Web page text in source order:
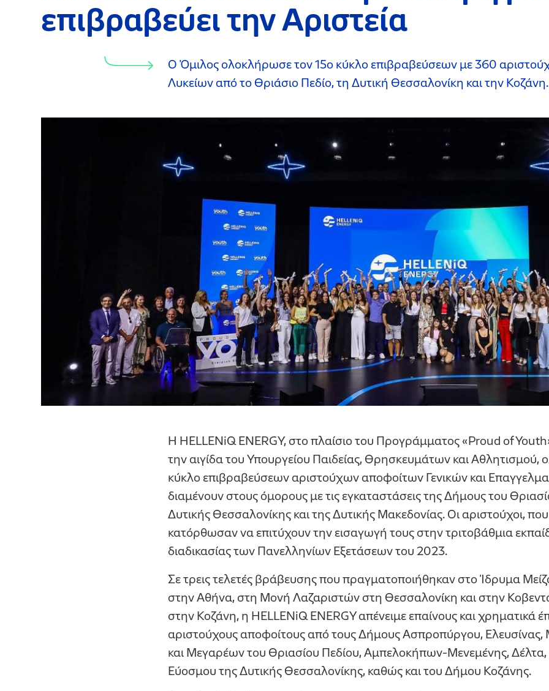
επιβραβεύει την Αριστεία
Ο Όμιλος ολοκλήρωσε τον 15ο κύκλο επιβραβεύσεων με 360
Λυκείων από το Θριάσιο Πεδίο, τη Δυτική Θεσσαλονίκη και την Κοζάνη.
Η HELLENiQ ENERGY, στο πλαίσιο του Προγράμματος «Proud of
την αιγίδα του Υπουργείου Παιδείας, Θρησκευμάτων και Αθλητισμού,
κύκλο επιβραβεύσεων αριστούχων αποφοίτων Γενικών και
διαμένουν στους όμορους με τις εγκαταστάσεις της Δήμους του
Δυτικής Θεσσαλονίκης και της Δυτικής Μακεδονίας. Οι αριστούχοι,
κατόρθωσαν να επιτύχουν την εισαγωγή τους στην τριτοβάθμια
διαδικασίας των Πανελληνίων Εξετάσεων του 2023.
Σε τρεις τελετές βράβευσης που πραγματοποιήθηκαν στο Ίδρυμα
στην Αθήνα, στη Μονή Λαζαριστών στη Θεσσαλονίκη και στην
στην Κοζάνη, η HELLENiQ ENERGY απένειμε επαίνους και χρηματικά
αριστούχους αποφοίτους από τους Δήμους Ασπροπύργου, Ελευσίνας,
και Μεγαρέων του Θριασίου Πεδίου, Αμπελοκήπων-Μενεμένης, Δέλτα,
Εύοσμου της Δυτικής Θεσσαλονίκης, καθώς και του Δήμου Κοζάνης.